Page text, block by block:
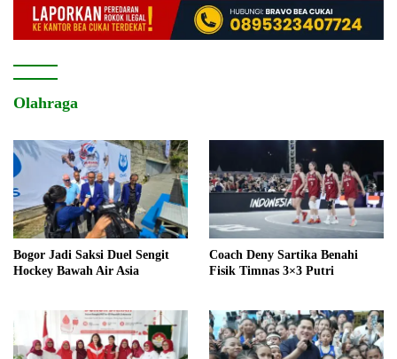
Olahraga
Bogor Jadi Saksi Duel Sengit
Hockey Bawah Air Asia
Coach Deny Sartika Benahi
Fisik Timnas 3×3 Putri